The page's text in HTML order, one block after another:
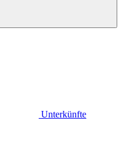
Unterkünfte